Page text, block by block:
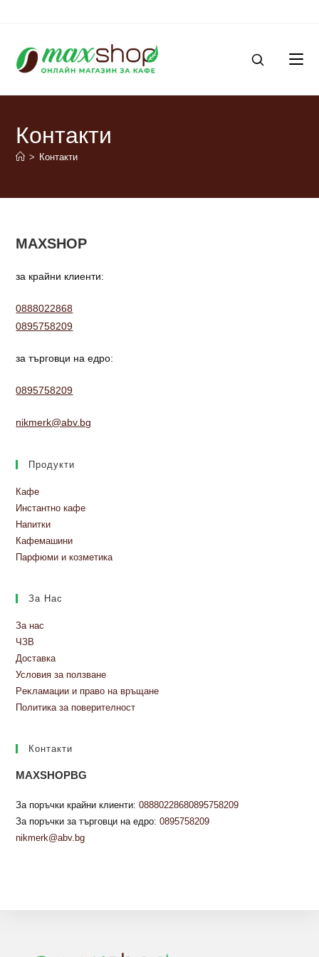
Контакти
> Контакти
MAXSHOP
за крайни клиенти:
0888022868
0895758209
за търговци на едро:
0895758209
nikmerk@abv.bg
Продукти
Кафе
Инстантно кафе
Напитки
Кафемашини
Парфюми и козметика
За Нас
За нас
ЧЗВ
Доставка
Условия за ползване
Peĸлaмaции и пpaвo нa вpъщaнe
Политика за поверителност
Контакти
MAXSHOPBG
За поръчки крайни клиенти:08880228680895758209
За поръчки за търговци на едро:0895758209
nikmerk@abv.bg